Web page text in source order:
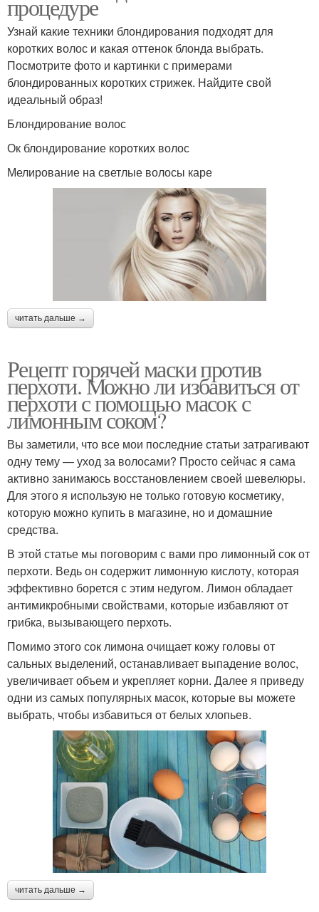
процедуре
Узнай какие техники блондирования подходят для
коротких волос и какая оттенок блонда выбрать.
Посмотрите фото и картинки с примерами
блондированных коротких стрижек. Найдите свой
идеальный образ!
Блондирование волос
Ок блондирование коротких волос
Мелирование на светлые волосы каре
читать дальше →
Рецепт горячей маски против
перхоти. Можно ли избавиться от
перхоти с помощью масок с
лимонным соком?
Вы заметили, что все мои последние статьи затрагивают
одну тему — уход за волосами? Просто сейчас я сама
активно занимаюсь восстановлением своей шевелюры.
Для этого я использую не только готовую косметику,
которую можно купить в магазине, но и домашние
средства.
В этой статье мы поговорим с вами про лимонный сок от
перхоти. Ведь он содержит лимонную кислоту, которая
эффективно борется с этим недугом. Лимон обладает
антимикробными свойствами, которые избавляют от
грибка, вызывающего перхоть.
Помимо этого сок лимона очищает кожу головы от
сальных выделений, останавливает выпадение волос,
увеличивает объем и укрепляет корни. Далее я приведу
одни из самых популярных масок, которые вы можете
выбрать, чтобы избавиться от белых хлопьев.
читать дальше →